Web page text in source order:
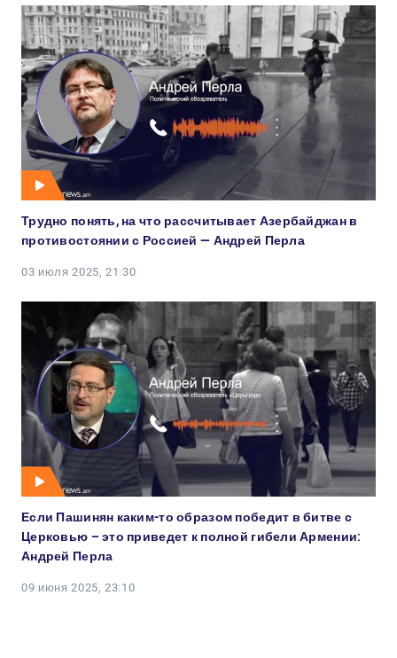
Трудно понять, на что рассчитывает Азербайджан в
противостоянии с Россией — Андрей Перла
03 июля 2025, 21:30
Если Пашинян каким-то образом победит в битве с
Церковью – это приведет к полной гибели Армении:
Андрей Перла
09 июня 2025, 23:10